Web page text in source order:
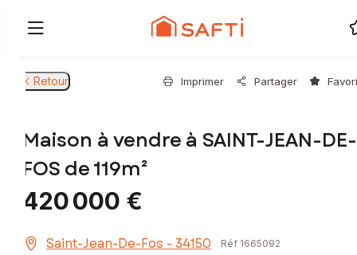
Retour Imprimer Partager
Maison à vendre à SAINT-JEAN-DE-
FOS de 119m²
420 000 €
Saint-Jean-De-Fos - 34150 Réf 1665092